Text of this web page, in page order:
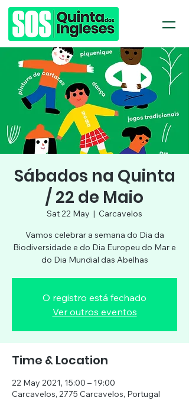
Sábados na Quinta
/ 22 de Maio
Sat 22 May
  |
Carcavelos
Vamos celebrar a semana do Dia da
Biodiversidade e do Dia Europeu do Mar e
do Dia Mundial das Abelhas
O registro está fechado
Ver outros eventos
Time & Location
22 May 2021, 15:00 – 19:00
Carcavelos, 2775 Carcavelos, Portugal